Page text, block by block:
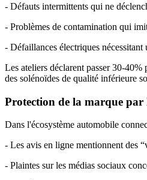
- Défauts intermittents qui ne
- Problèmes de contamination qui
- Défaillances électriques nécessitant
Les ateliers déclarent passer 30-40%
des solénoïdes de qualité inférieure
Protection de la marque par
Dans l'écosystème automobile
- Les avis en ligne mentionnent des
- Plaintes sur les médias sociaux